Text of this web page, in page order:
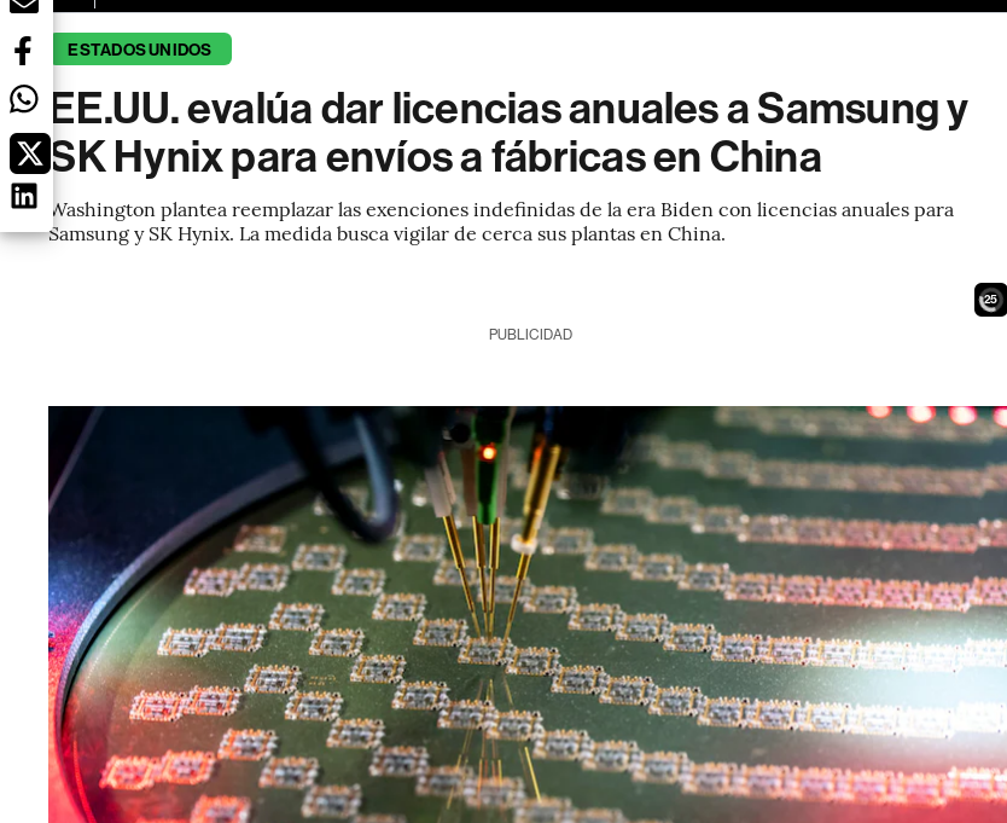
ESTADOS UNIDOS
EE.UU. evalúa dar licencias anuales a Samsung y
SK Hynix para envíos a fábricas en China
Washington plantea reemplazar las exenciones indefinidas de la era Biden con licencias anuales para
Samsung y SK Hynix. La medida busca vigilar de cerca sus plantas en China.
24
PUBLICIDAD